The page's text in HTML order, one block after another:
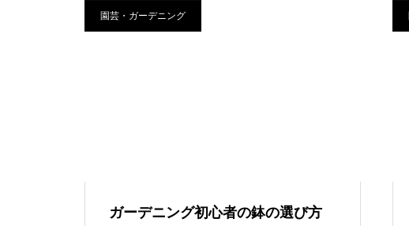
園芸・ガーデニング
ガーデニング初心者の鉢の選び方